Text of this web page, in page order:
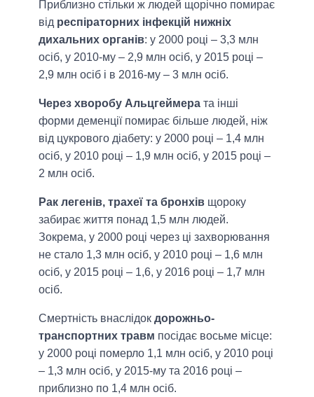
Приблизно стільки ж людей щорічно помирає
від респіраторних інфекцій нижніх
дихальних органів: у 2000 році – 3,3 млн
осіб, у 2010-му – 2,9 млн осіб, у 2015 році –
2,9 млн осіб і в 2016-му – 3 млн осіб.
Через хворобу Альцгеймера та інші
форми деменції помирає більше людей, ніж
від цукрового діабету: у 2000 році – 1,4 млн
осіб, у 2010 році – 1,9 млн осіб, у 2015 році –
2 млн осіб.
Рак легенів, трахеї та бронхів щороку
забирає життя понад 1,5 млн людей.
Зокрема, у 2000 році через ці захворювання
не стало 1,3 млн осіб, у 2010 році – 1,6 млн
осіб, у 2015 році – 1,6, у 2016 році – 1,7 млн
осіб.
Смертність внаслідок дорожньо-
транспортних травм посідає восьме місце:
у 2000 році померло 1,1 млн осіб, у 2010 році
– 1,3 млн осіб, у 2015-му та 2016 році –
приблизно по 1,4 млн осіб.